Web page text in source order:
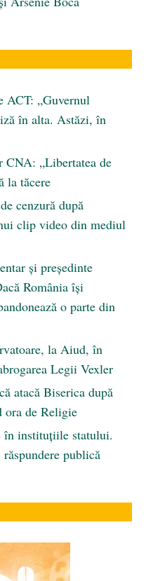
ACT: „Guvernul
în alta. Astăzi, în
CNA: „Libertatea de
la tăcere
cenzură după
clip video din mediul
și președinte
România își
o parte din
la Aiud, în
Legii Vexler
atacă Biserica după
ora de Religie
în instituțiile statului.
publică